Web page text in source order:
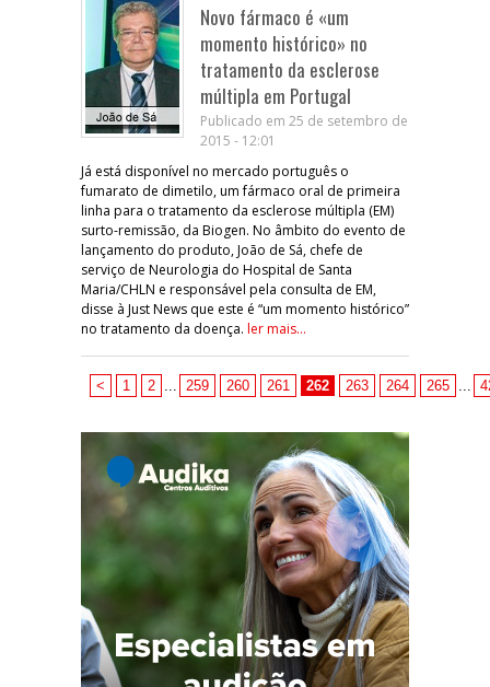
Novo fármaco é «um
momento histórico» no
tratamento da esclerose
múltipla em Portugal
Publicado em 25 de setembro de
2015 - 12:01
Já está disponível no mercado português o
fumarato de dimetilo, um fármaco oral de primeira
linha para o tratamento da esclerose múltipla (EM)
surto-remissão, da Biogen. No âmbito do evento de
lançamento do produto, João de Sá, chefe de
serviço de Neurologia do Hospital de Santa
Maria/CHLN e responsável pela consulta de EM,
disse à Just News que este é “um momento histórico”
no tratamento da doença. ler mais...
< 1 2 259 260 261 262 263 264 265